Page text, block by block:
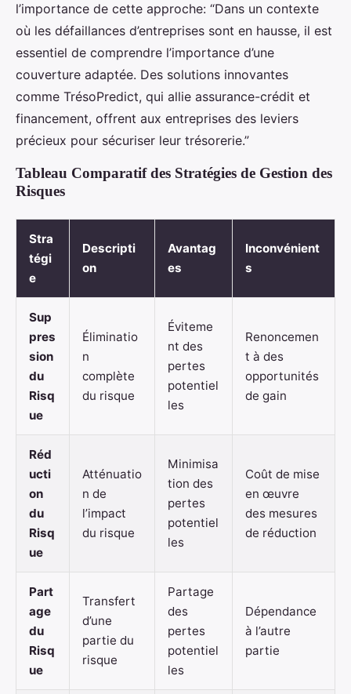
l’importance de cette approche: “Dans un contexte
où les défaillances d’entreprises sont en hausse, il est
essentiel de comprendre l’importance d’une
couverture adaptée. Des solutions innovantes
comme TrésoPredict, qui allie assurance-crédit et
financement, offrent aux entreprises des leviers
précieux pour sécuriser leur trésorerie.”
Tableau Comparatif des Stratégies de Gestion des
Risques
Stra
tégi
e
Descripti
on
Avantag
es
Inconvénient
s
Sup
pres
sion
du
Risq
ue
Éliminatio
n
complète
du risque
Éviteme
nt des
pertes
potentiel
les
Renoncemen
t à des
opportunités
de gain
Réd
ucti
on
du
Risq
ue
Atténuatio
n de
l’impact
du risque
Minimisa
tion des
pertes
potentiel
les
Coût de mise
en œuvre
des mesures
de réduction
Part
age
du
Risq
ue
Transfert
d’une
partie du
risque
Partage
des
pertes
potentiel
les
Dépendance
à l’autre
partie